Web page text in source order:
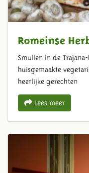
Romeinse
Smullen in de
huisgemaakte
heerlijke gerechten
Lees meer